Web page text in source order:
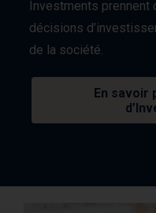
Investments
décisions
de la société.
En savoir